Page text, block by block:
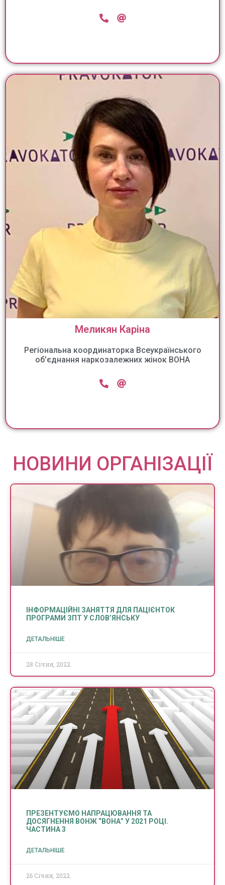
Меликян Каріна
Регіональна координаторка Всеукраїнського
об'єднання наркозалежних жінок ВОНА
НОВИНИ ОРГАНІЗАЦІЇ
ІНФОРМАЦІЙНІ ЗАНЯТТЯ ДЛЯ ПАЦІЄНТОК
ПРОГРАМИ ЗПТ У СЛОВ’ЯНСЬКУ
ДЕТАЛЬНІШЕ
28 Січня, 2022
ПРЕЗЕНТУЄМО НАПРАЦЮВАННЯ ТА
ДОСЯГНЕННЯ ВОНЖ “ВОНА” У 2021 РОЦІ.
ЧАСТИНА 3
ДЕТАЛЬНІШЕ
26 Січня, 2022